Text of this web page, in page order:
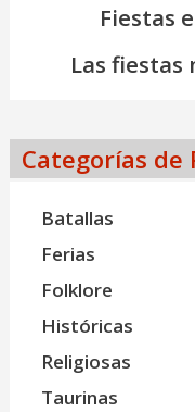
Fiestas
Las fiestas
Categorías de
Batallas
Ferias
Folklore
Históricas
Religiosas
Taurinas